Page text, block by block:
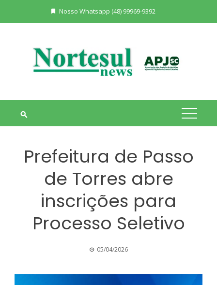
Nosso Whatsapp (48) 99969-9392
Prefeitura de Passo
de Torres abre
inscrições para
Processo Seletivo
05/04/2026